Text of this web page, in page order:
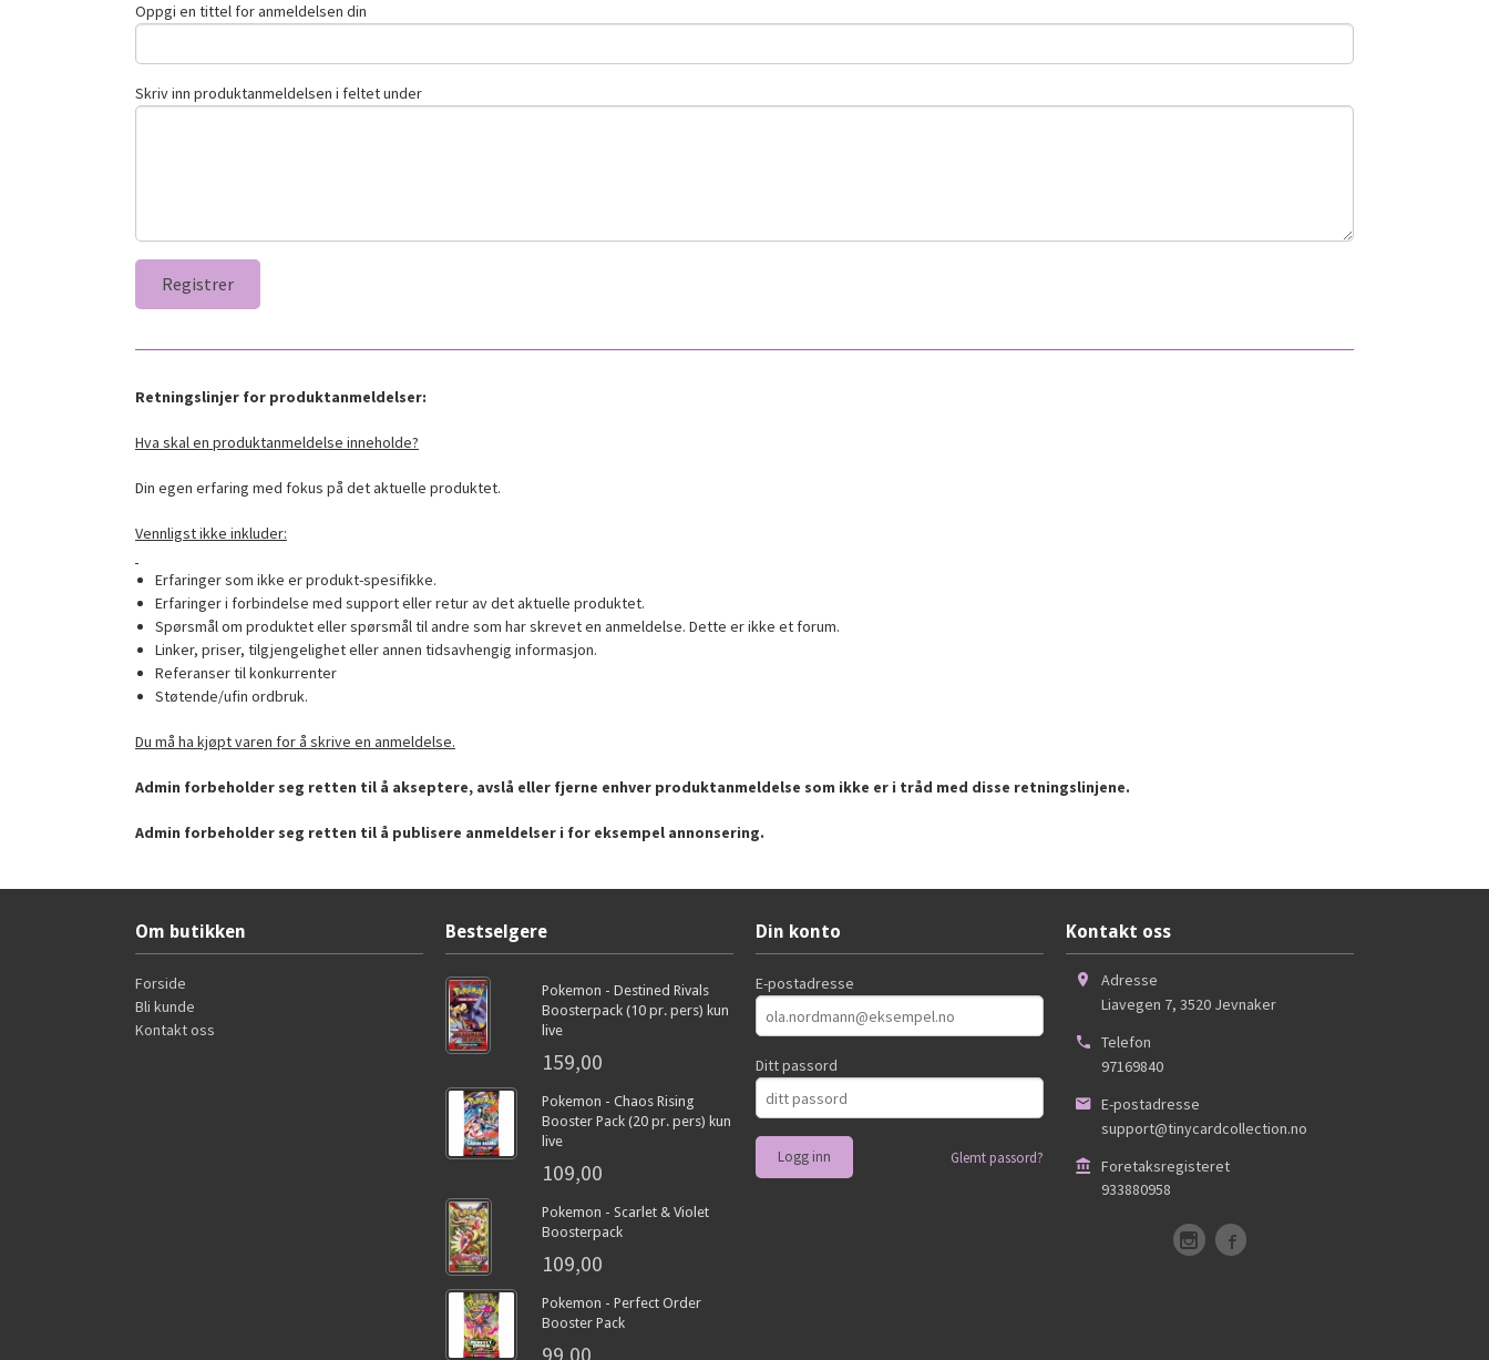
Oppgi en tittel for anmeldelsen din
Skriv inn produktanmeldelsen i feltet under
Retningslinjer for produktanmeldelser:
Hva skal en produktanmeldelse inneholde?
Din egen erfaring med fokus på det aktuelle produktet.
Vennligst ikke inkluder:
Erfaringer som ikke er produkt-spesifikke.
Erfaringer i forbindelse med support eller retur av det aktuelle produktet.
Spørsmål om produktet eller spørsmål til andre som har skrevet en anmeldelse. Dette er ikke et forum.
Linker, priser, tilgjengelighet eller annen tidsavhengig informasjon.
Referanser til konkurrenter
Støtende/ufin ordbruk.
Du må ha kjøpt varen for å skrive en anmeldelse.
Admin forbeholder seg retten til å akseptere, avslå eller fjerne enhver produktanmeldelse som ikke er i tråd med disse retningslinjene.
Admin forbeholder seg retten til å publisere anmeldelser i for eksempel annonsering.
Om butikken
Forside
Bli kunde
Kontakt oss
Bestselgere
Pokemon - Destined Rivals
Boosterpack (10 pr. pers) kun
live
159,00
Pokemon - Chaos Rising
Booster Pack (20 pr. pers) kun
live
109,00
Pokemon - Scarlet & Violet
Boosterpack
109,00
Pokemon - Perfect Order
Booster Pack
99,00
Din konto
E-postadresse
Ditt passord
Glemt passord?
Kontakt oss
Adresse
Liavegen 7, 3520 Jevnaker
Telefon
97169840
E-postadresse
support@tinycardcollection.no
Foretaksregisteret
933880958